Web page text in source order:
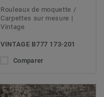
Rouleaux de moquette /
Carpettes sur mesure |
Vintage
VINTAGE B777 173-201
Comparer